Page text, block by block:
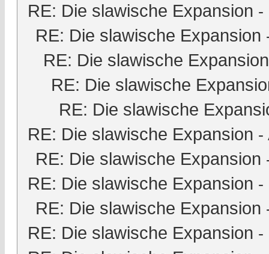
RE: Die slawische Expansion -
RE: Die slawische Expansion
RE: Die slawische Expansion
RE: Die slawische
RE: Die slawische
RE: Die slawische Expansion -
RE: Die slawische Expansion
RE: Die slawische Expansion -
RE: Die slawische Expansion
RE: Die slawische Expansion -